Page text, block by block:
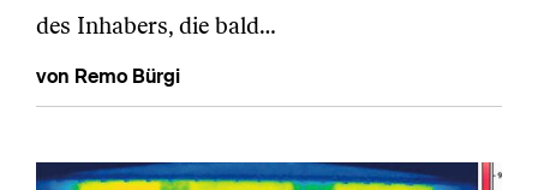
des Inhabers, die bald…
von Remo Bürgi